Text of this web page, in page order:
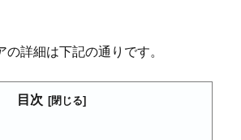
の詳細は下記の通りです。
目次